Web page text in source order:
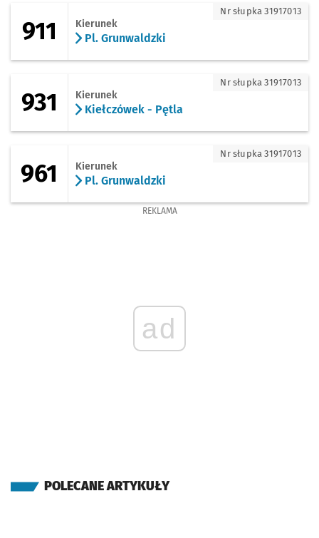
911 - kierunek Pl. Grunwaldzki
911 Kierunek
Pl. Grunwaldzki
Nr słupka 31917013
931 - kierunek Kiełczówek - Pętla
931 Kierunek
Kiełczówek - Pętla
Nr słupka 31917013
961 - kierunek Pl. Grunwaldzki
961 Kierunek
Pl. Grunwaldzki
Nr słupka 31917013
REKLAMA
ad
POLECANE ARTYKUŁY